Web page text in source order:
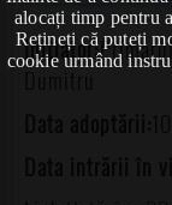
alocați timp pentru
Rețineți că puteți
cookie urmând
Inițiator: